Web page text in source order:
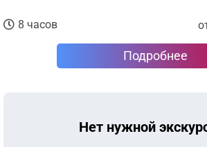
8 часов
Подробнее
Нет нужной